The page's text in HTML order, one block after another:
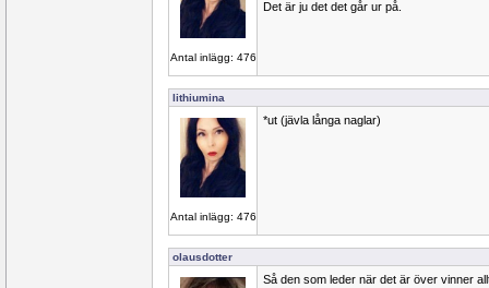
Antal inlägg: 476
Det är ju det det går ur på.
lithiumina
Antal inlägg: 476
*ut (jävla långa naglar)
olausdotter
Så den som leder när det är över vinner